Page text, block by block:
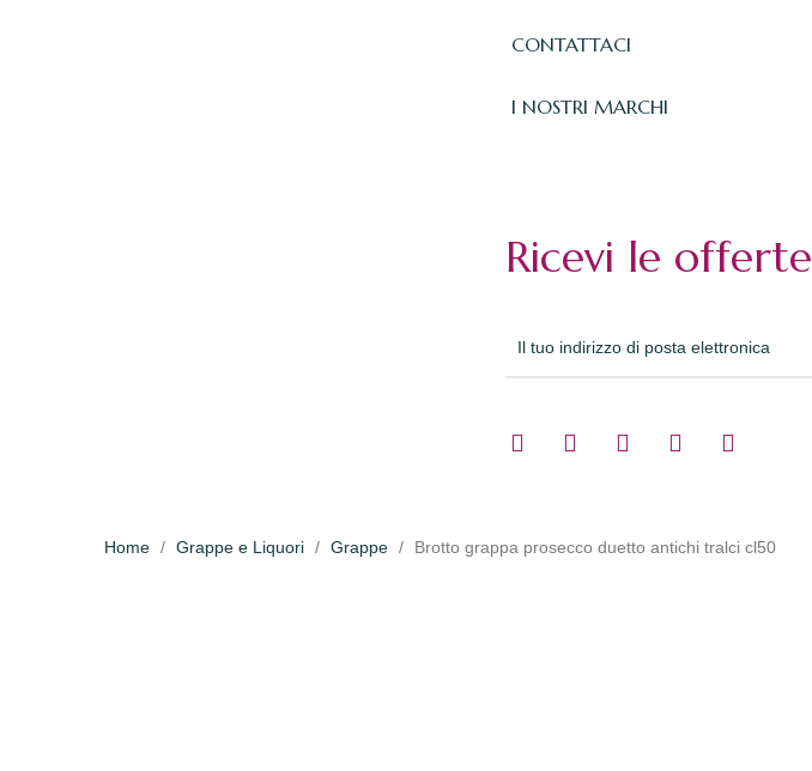
CONTATTACI
I NOSTRI MARCHI
Ricevi le offerte
Home Grappe e Liquori Grappe Brotto grappa prosecco duetto antichi tralci cl50